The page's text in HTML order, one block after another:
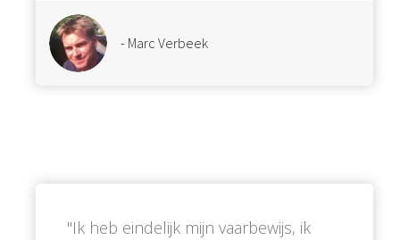
- Marc Verbeek
''Ik heb eindelijk mijn vaarbewijs, ik